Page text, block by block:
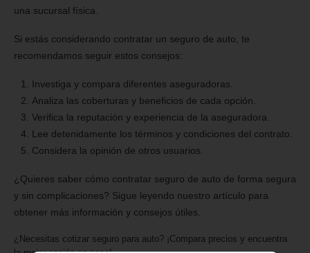
una sucursal física.
Si estás considerando contratar un seguro de auto, te
recomendamos seguir estos consejos:
Investiga y compara diferentes aseguradoras.
Analiza las coberturas y beneficios de cada opción.
Verifica la reputación y experiencia de la aseguradora.
Lee detenidamente los términos y condiciones del contrato.
Considera la opinión de otros usuarios.
¿Quieres saber cómo contratar seguro de auto de forma segura
y sin complicaciones? Sigue leyendo nuestro artículo para
obtener más información y consejos útiles.
¿Necesitas cotizar seguro para auto? ¡Compara precios y encuentra